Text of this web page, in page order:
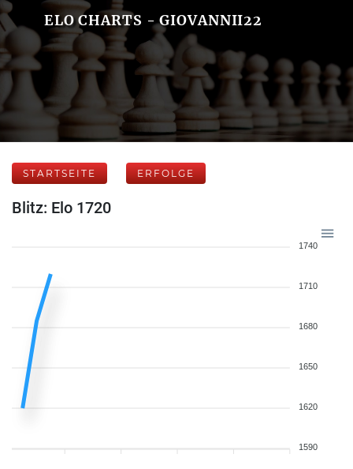
ELO CHARTS - GIOVANNII22
STARTSEITE ERFOLGE
Blitz: Elo 1720
1740
1710
1680
1650
1620
1590